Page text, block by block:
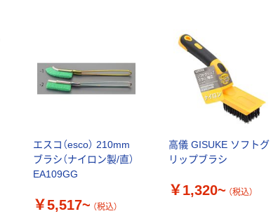
エスコ（esco） 210mm
ブラシ（ナイロン製/直）
EA109GG
￥5,517~ （税込）
高儀 GISUKE ソフトグ
リップブラシ
￥1,320~ （税込）